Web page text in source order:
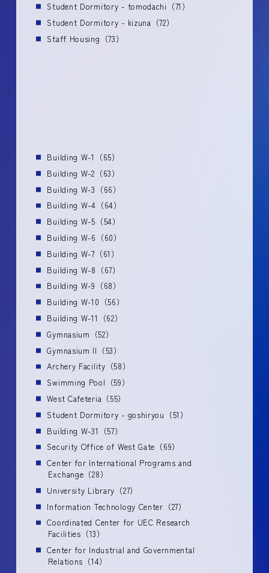
Student Dormitory - tomodachi（71）
Student Dormitory - kizuna（72）
Staff Housing（73）
Building W-1（65）
Building W-2（63）
Building W-3（66）
Building W-4（64）
Building W-5（54）
Building W-6（60）
Building W-7（61）
Building W-8（67）
Building W-9（68）
Building W-10（56）
Building W-11（62）
Gymnasium（52）
Gymnasium II（53）
Archery Facility（58）
Swimming Pool（59）
West Cafeteria（55）
Student Dormitory - goshiryou（51）
Building W-31（57）
Security Office of West Gate（69）
Center for International Programs and
Exchange（28）
University Library（27）
Information Technology Center（27）
Coordinated Center for UEC Research
Facilities（13）
Center for Industrial and Governmental
Relations（14）